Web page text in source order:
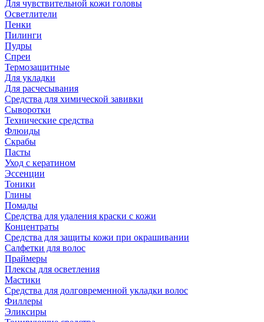
Для чувствительной кожи головы
Осветлители
Пенки
Пилинги
Пудры
Спреи
Термозащитные
Для укладки
Для расчесывания
Средства для химической завивки
Сыворотки
Технические средства
Флюиды
Скрабы
Пасты
Уход с кератином
Эссенции
Тоники
Глины
Помады
Средства для удаления краски с кожи
Концентраты
Средства для защиты кожи при окрашивании
Салфетки для волос
Праймеры
Плексы для осветления
Мастики
Средства для долговременной укладки волос
Филлеры
Эликсиры